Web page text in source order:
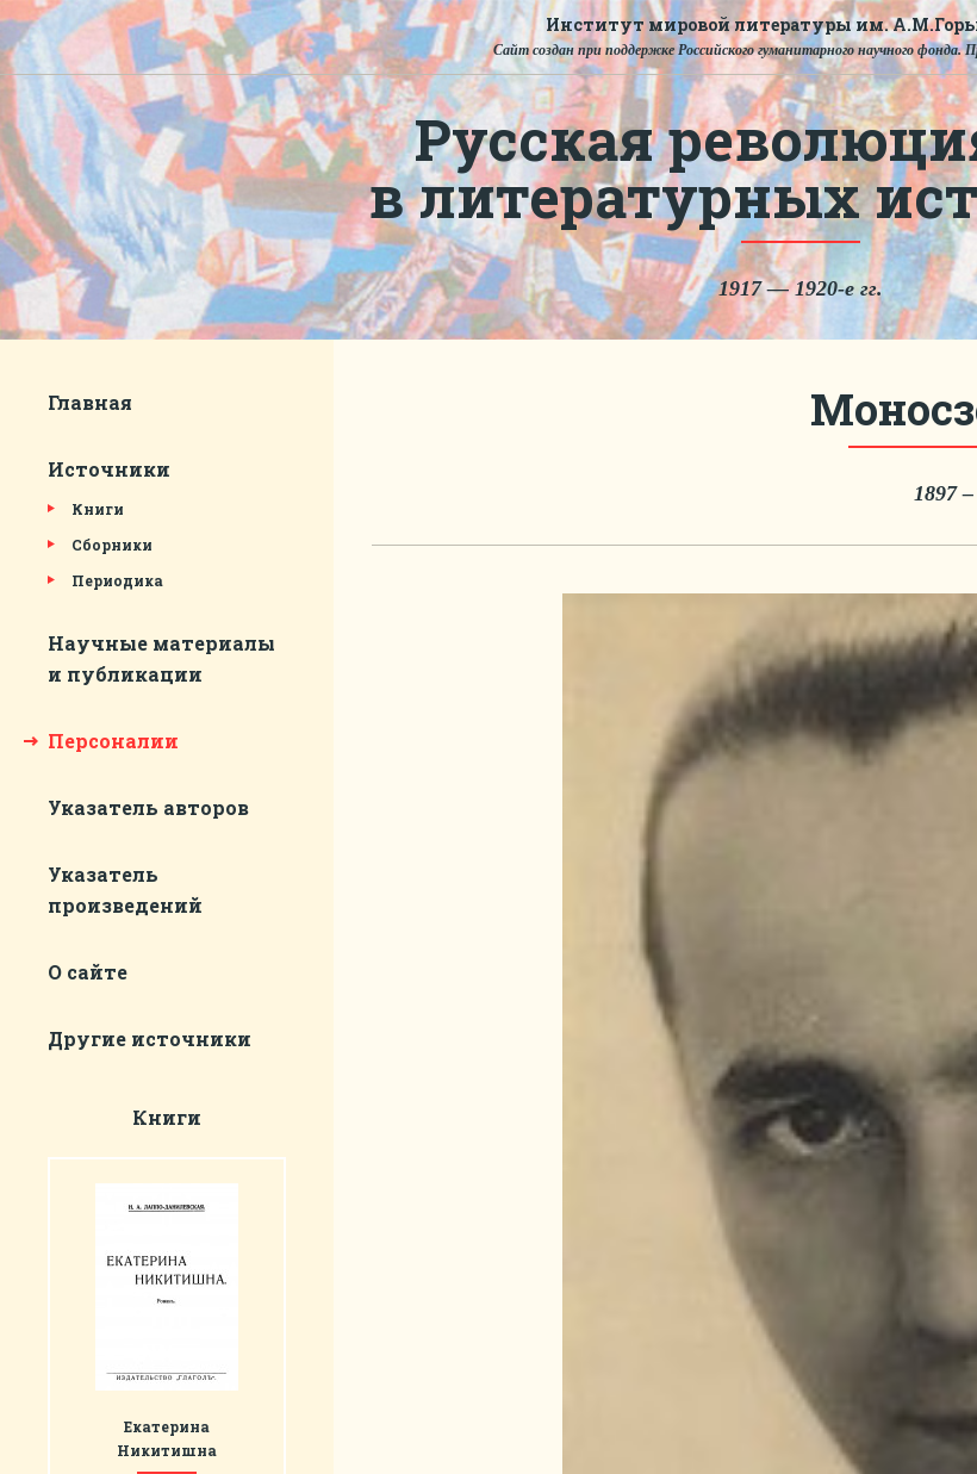
Институт мировой литературы им.
Сайт создан при поддержке Российского гуманитарного научного фонда.
Русская
в литературных
1917 — 1920-е гг.
Главная
Источники
Книги
Сборники
Периодика
Научные материалы
и публикации
Персоналии
Указатель авторов
Указатель
произведений
О сайте
Другие источники
Книги
Екатерина
Никитишна
1897